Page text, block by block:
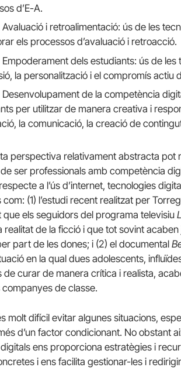
d’E-A.
Avaluació i retroalimentació: ús de les
els processos d’avaluació i retroacció.
Empoderament dels estudiants: ús de
la personalització i el compromís actiu
Desenvolupament de la competència
per utilitzar de manera creativa i
la comunicació, la creació de
perspectiva relativament abstracta
ser professionals amb competència
a l’ús d’internet, tecnologies
(1) l’estudi recent realitzat per
que els seguidors del programa televisiu
realitat de la ficció i que tot sovint
part de les dones; i (2) el documental
en la qual dues adolescents,
de curar de manera crítica i realista,
de classe.
molt difícil evitar algunes situacions,
d’un factor condicionant. No obstant
ens proporciona estratègies i
i ens facilita gestionar-les i